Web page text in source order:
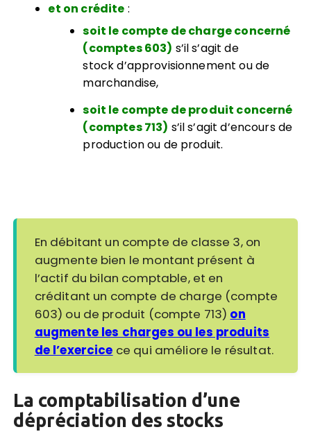
et on crédite :
soit le compte de charge concerné
(comptes 603) s’il s’agit de
stock d’approvisionnement ou de
marchandise,
soit le compte de produit concerné
(comptes 713) s’il s’agit d’encours de
production ou de produit.
En débitant un compte de classe 3, on
augmente bien le montant présent à
l’actif du bilan comptable, et en
créditant un compte de charge (compte
603) ou de produit (compte 713) on
augmente les charges ou les produits
de l’exercice ce qui améliore le résultat.
La comptabilisation d’une
dépréciation des stocks